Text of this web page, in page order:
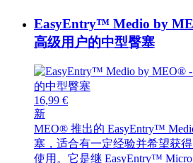
EasyEntry™ Medio by
高级用户的中型臀塞
16,99 €
新
MEO® 推出的 EasyEntry™
塞，适合有一定经验并希望获
使用。它是继 EasyEntry™